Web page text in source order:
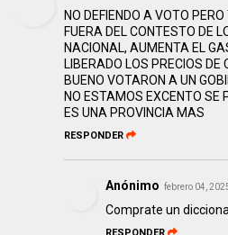
NO DEFIENDO A VOTO
FUERA DEL CONTESTO DE
NACIONAL, AUMENTA EL
LIBERADO LOS PRECIOS DE
BUENO VOTARON A UN
NO ESTAMOS EXCENTO SE
ES UNA PROVINCIA MAS
RESPONDER
Anónimo febrero 04,
Comprate un